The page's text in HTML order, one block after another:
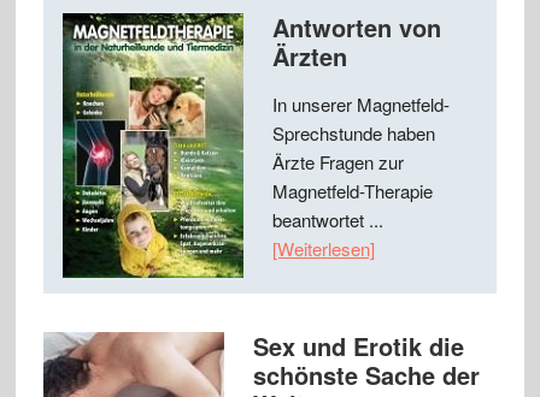
Antworten von
Ärzten
In unserer Magnetfeld-
Sprechstunde haben
Ärzte Fragen zur
Magnetfeld-Therapie
beantwortet ...
[Weiterlesen]
Sex und Erotik die
schönste Sache der